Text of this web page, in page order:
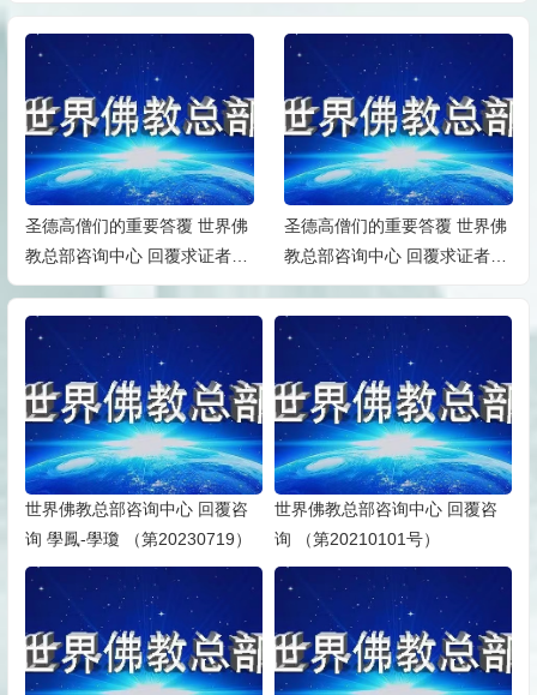
圣德高僧们的重要答覆 世界佛
教总部咨询中心 回覆求证者们
的提问 农历二月初五 第三十四
道答案：
圣德高僧们的重要答覆 世界佛
教总部咨询中心 回覆求证者们
的提问 农历二月初四 第三十三
道答案：
世界佛教总部咨询中心 回覆咨
询 學鳳-學瓊 （第20230719）
世界佛教总部咨询中心 回覆咨
询 （第20210101号）